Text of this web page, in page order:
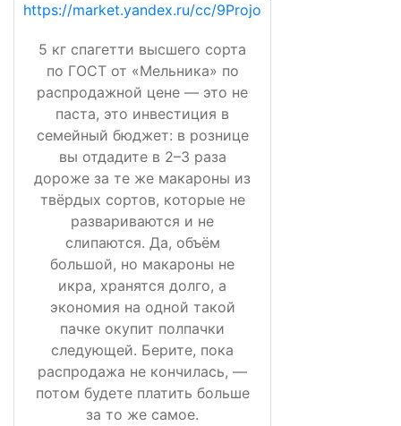
https://market.yandex.ru/cc/9Projo
5 кг спагетти высшего сорта
по ГОСТ от «Мельника» по
распродажной цене — это не
паста, это инвестиция в
семейный бюджет: в рознице
вы отдадите в 2–3 раза
дороже за те же макароны из
твёрдых сортов, которые не
развариваются и не
слипаются. Да, объём
большой, но макароны не
икра, хранятся долго, а
экономия на одной такой
пачке окупит полпачки
следующей. Берите, пока
распродажа не кончилась, —
потом будете платить больше
за то же самое.